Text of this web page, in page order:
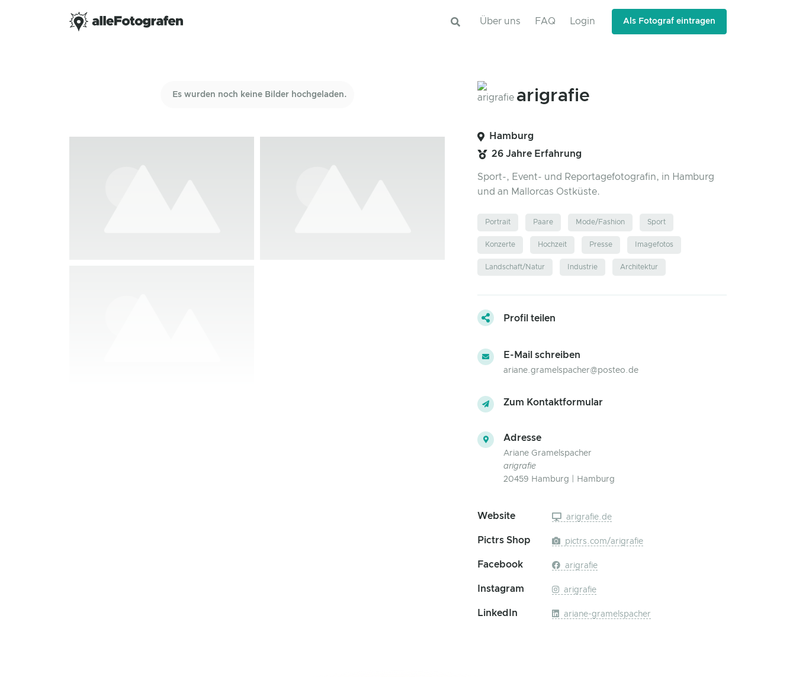
Über uns FAQ Login Als Fotograf eintragen
Es wurden noch keine Bilder hochgeladen. arigrafie
Hamburg
26 Jahre Erfahrung
Sport-, Event- und Reportagefotografin, in Hamburg
und an Mallorcas Ostküste.
Portrait Paare Mode/Fashion Sport
Konzerte Hochzeit Presse Imagefotos
Landschaft/Natur Industrie Architektur
Profil teilen
E-Mail schreiben
ariane.gramelspacher@posteo.de
Zum Kontaktformular
Adresse
Ariane Gramelspacher
arigrafie
20459 Hamburg | Hamburg
Website arigrafie.de
Pictrs Shop pictrs.com/arigrafie
Facebook arigrafie
Instagram arigrafie
LinkedIn ariane-gramelspacher